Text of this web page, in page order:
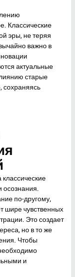
Классические
эры, не теряя
важно в
актуальные
старые
сохраняясь
осознания.
по-другому,
шире чувственных
Это создает
но в то же
Чтобы
и